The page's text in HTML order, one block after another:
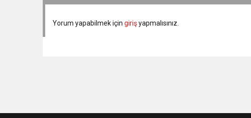
Yorum yapabilmek için girişyapmalısınız.